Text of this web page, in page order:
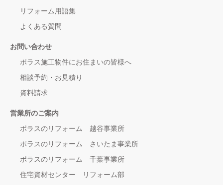
リフォーム用語集
よくある質問
お問い合わせ
ポラス施工物件にお住まいの皆様へ
相談予約・お見積り
資料請求
営業所のご案内
ポラスのリフォーム 越谷事業所
ポラスのリフォーム さいたま事業所
ポラスのリフォーム 千葉事業所
住宅資材センター リフォーム部